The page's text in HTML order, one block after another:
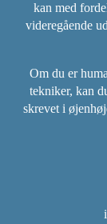
kan med
videregående
Om du er
tekniker, kan
skrevet i